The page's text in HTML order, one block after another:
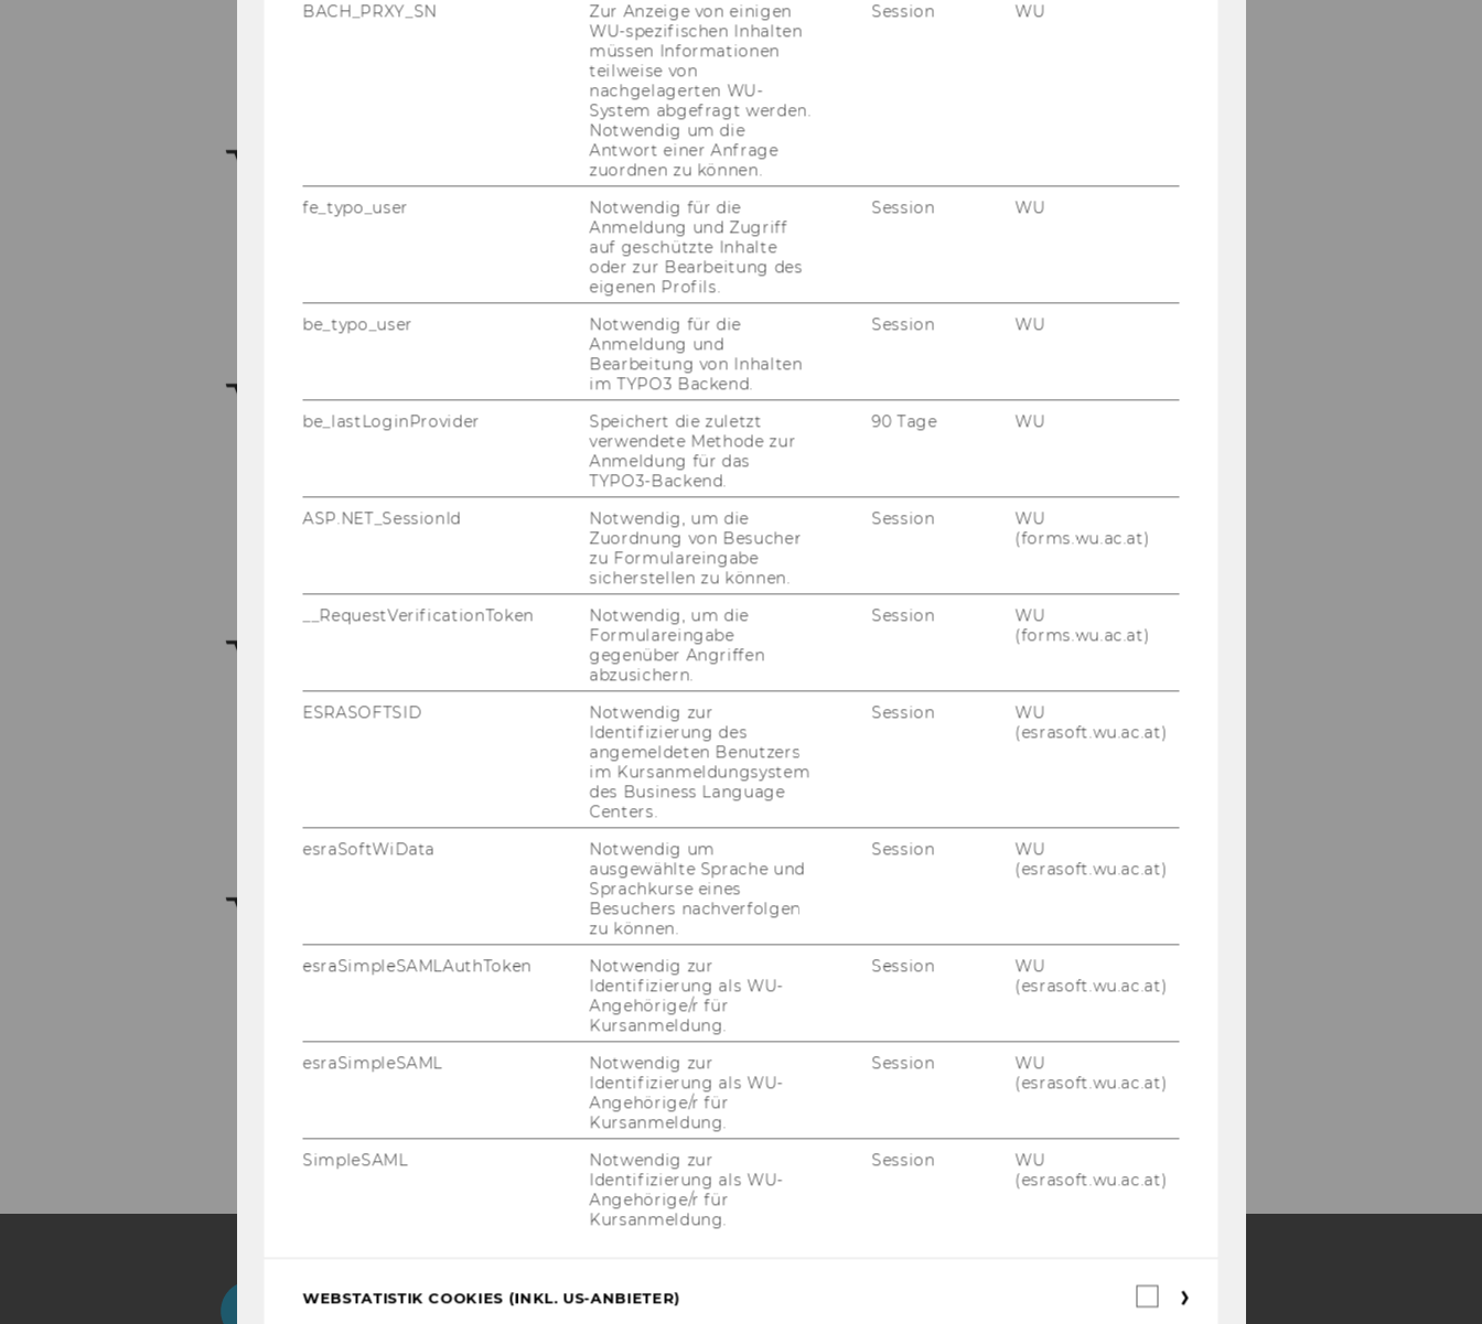
focusing on international expansion, digital
innovation, and strategic management
using international business theory.
22. November 2024
Guest Lecture at Austria’s Federal
Ministry of Agriculture (BML)
RISM presented research at BML on football
as a data-rich platform to explore diversity,
empowerment, and complex social
dynamics.
07. November 2024
Sport and International Business
Course in Collaboration with
Wirtschaftskammer Österreich
Students explore global sports markets
through real-world projects, export
strategies & expert talks—linking Austrian
business with international sport.
01. März 2024
Interdisciplinary Project: Consistency
vs. Agility: Using football as a lab to
explore efficiency and flexibility
How consistent should a team be? Our
interdisciplinary project uses football data
to explore when routines help - and when
change leads to success.
13. November 2023
sportsbusiness.at Breakfast Club:
„Fokus Wissenschaft: Die dritte Kraft
im Sport“
For the first time, the sportsbusiness.at
Breakfast Club took place at WU Vienna –
exploring how science can drive success in
FacebookInstagram
Blog YouTubeNewsletterBluesky
BACH_PRXY_SN
Zur Anzeige von einigen
WU-spezifischen Inhalten
müssen Informationen
teilweise von
nachgelagerten WU-
System abgefragt werden.
Notwendig um die
Antwort einer Anfrage
zuordnen zu können.
Session WU
fe_typo_user
Notwendig für die
Anmeldung und Zugriff
auf geschützte Inhalte
oder zur Bearbeitung des
eigenen Profils.
Session WU
be_typo_user
Notwendig für die
Anmeldung und
Bearbeitung von Inhalten
im TYPO3 Backend.
Session WU
be_lastLoginProvider
Speichert die zuletzt
verwendete Methode zur
Anmeldung für das
TYPO3-Backend.
90 Tage WU
ASP.NET_SessionId
Notwendig, um die
Zuordnung von Besucher
zu Formulareingabe
sicherstellen zu können.
Session
WU
(forms.wu.ac.at)
__RequestVerificationToken
Notwendig, um die
Formulareingabe
gegenüber Angriffen
abzusichern.
Session
WU
(forms.wu.ac.at)
ESRASOFTSID
Notwendig zur
Identifizierung des
angemeldeten Benutzers
im Kursanmeldungsystem
des Business Language
Centers.
Session
WU
(esrasoft.wu.ac.at)
esraSoftWiData
Notwendig um
ausgewählte Sprache und
Sprachkurse eines
Besuchers nachverfolgen
zu können.
Session
WU
(esrasoft.wu.ac.at)
esraSimpleSAMLAuthToken
Notwendig zur
Identifizierung als WU-
Angehörige/r für
Kursanmeldung.
Session
WU
(esrasoft.wu.ac.at)
esraSimpleSAML
Notwendig zur
Identifizierung als WU-
Angehörige/r für
Kursanmeldung.
Session
WU
(esrasoft.wu.ac.at)
SimpleSAML
Notwendig zur
Identifizierung als WU-
Angehörige/r für
Kursanmeldung.
Session
WU
(esrasoft.wu.ac.at)
WEBSTATISTIK COOKIES (INKL. US-ANBIETER)
Webstatistik